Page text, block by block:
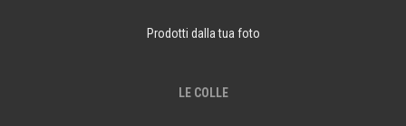
Prodotti dalla tua foto
LE COLLE